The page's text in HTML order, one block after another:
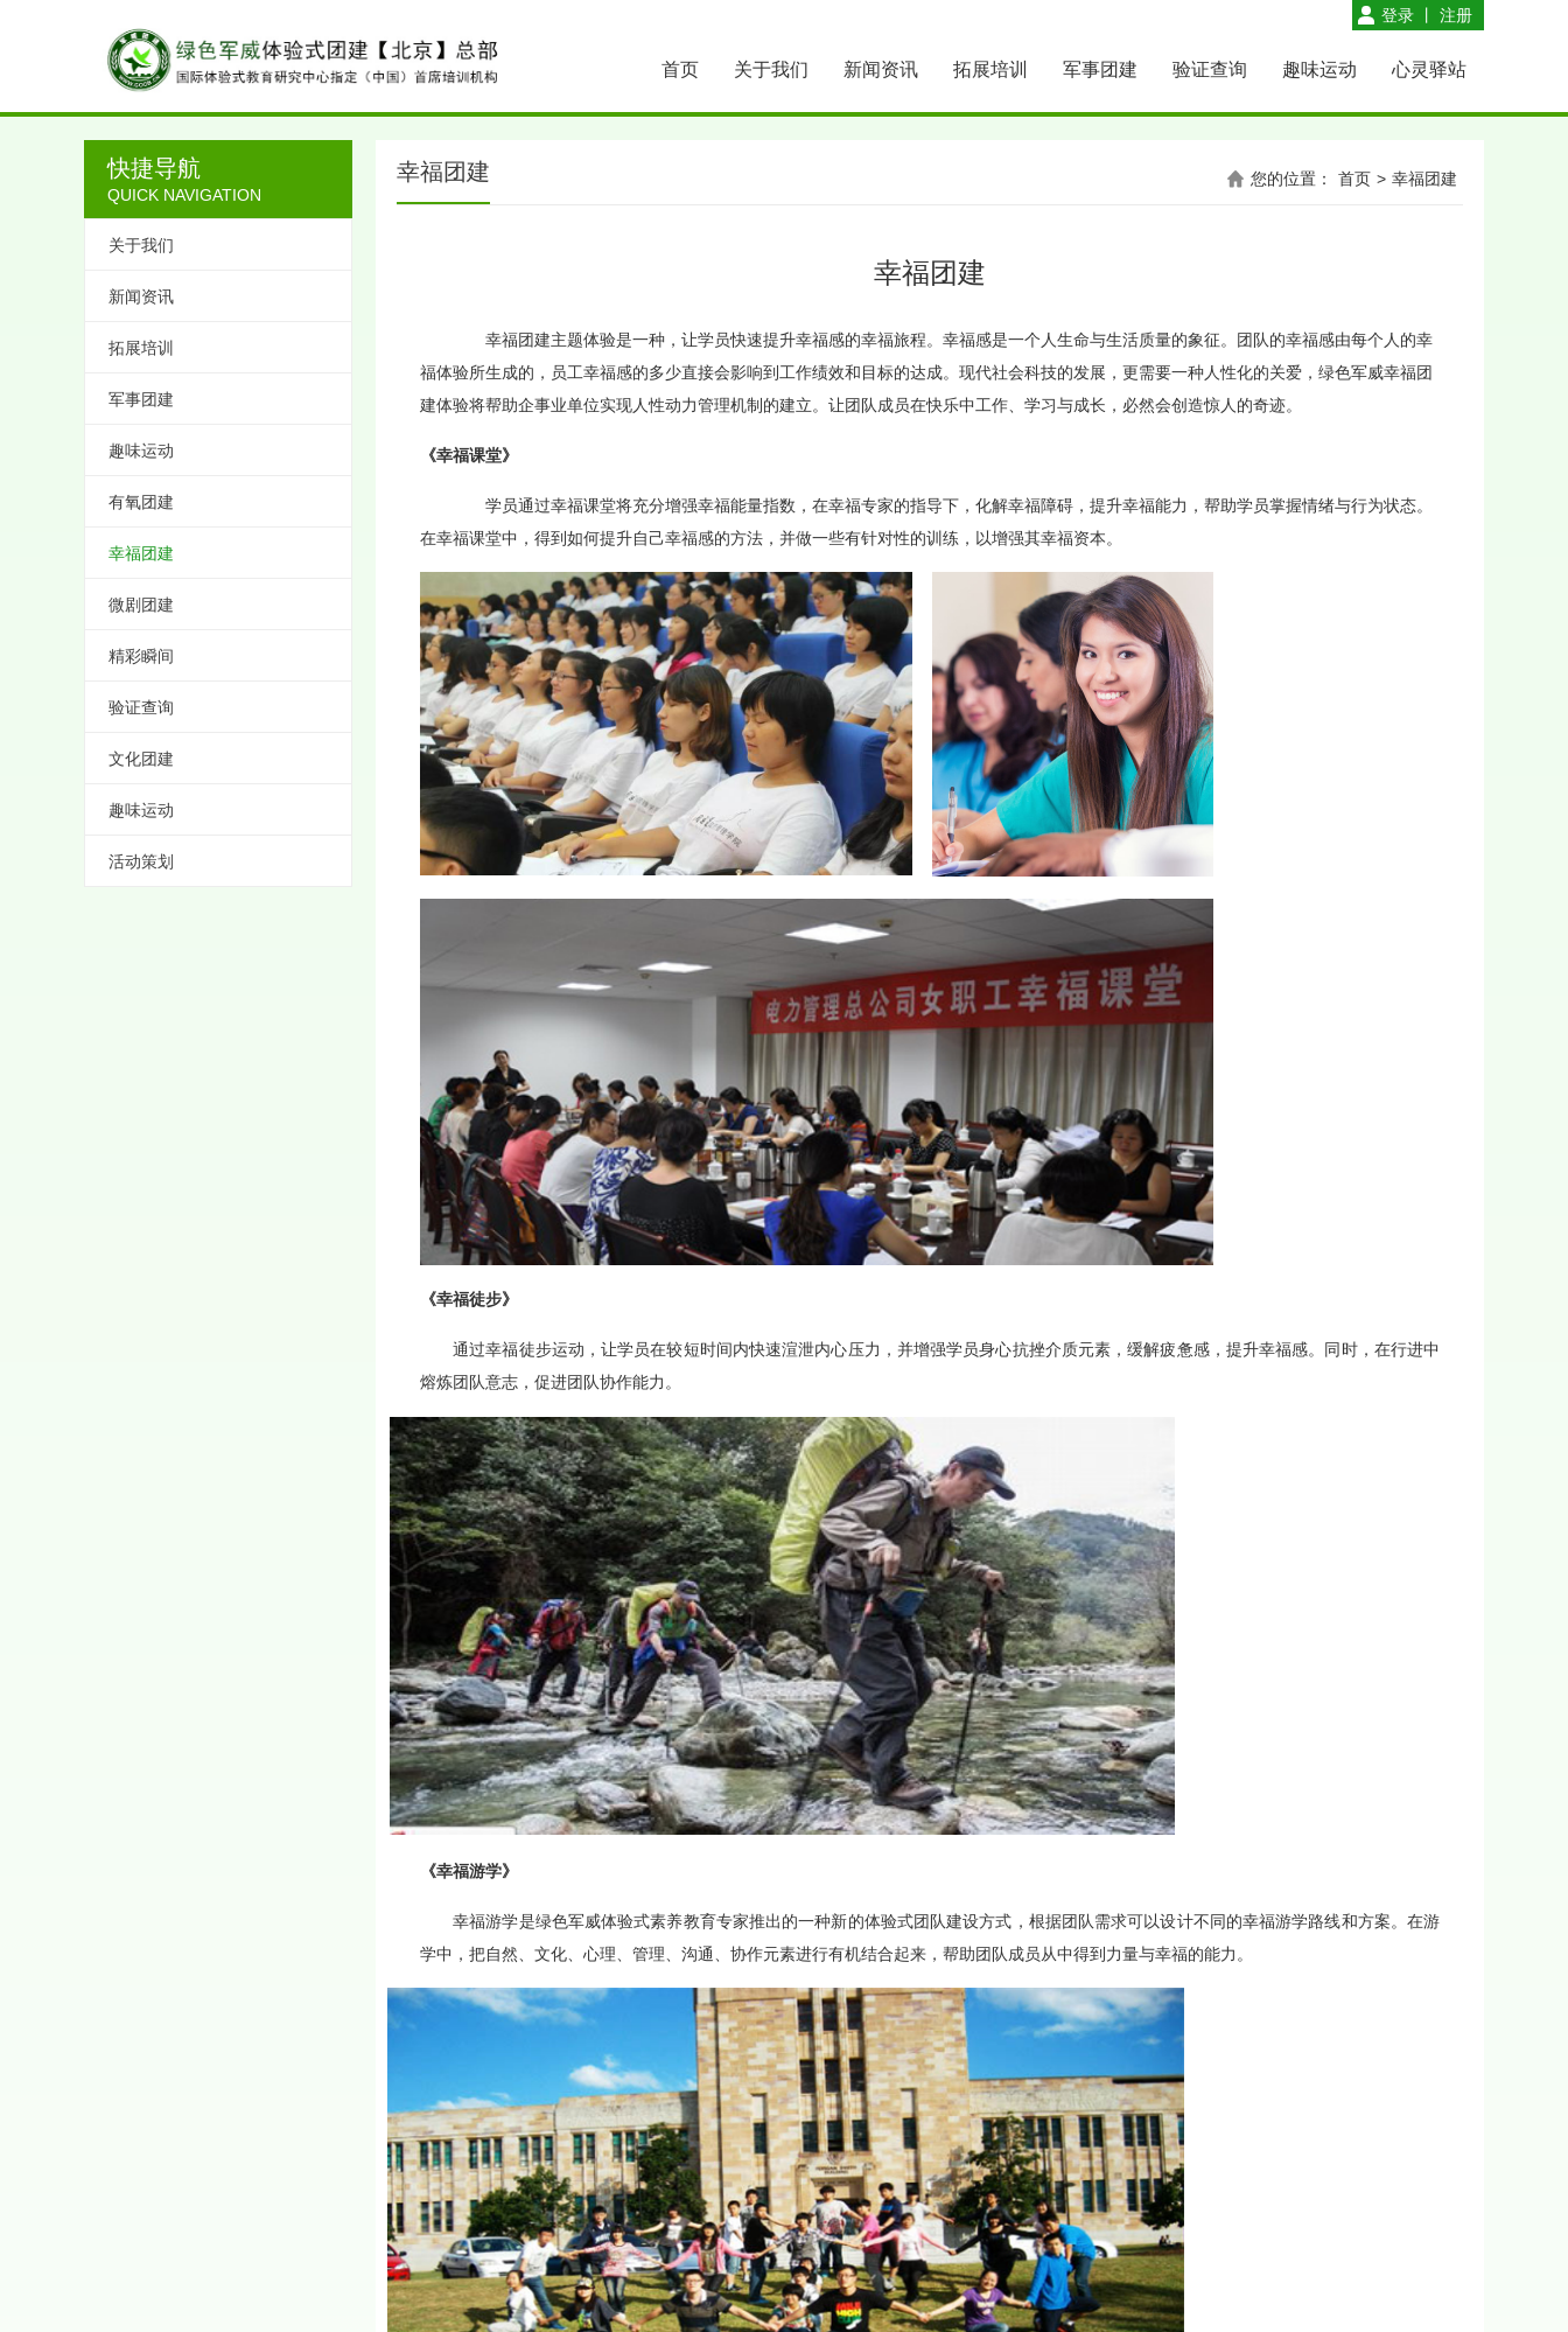
首页 关于我们 新闻资讯 拓展培训 军事团建 验证查询 趣味运动 心灵驿站
登录 注册
快捷导航
QUICK NAVIGATION
关于我们
新闻资讯
拓展培训
军事团建
趣味运动
有氧团建
幸福团建
微剧团建
精彩瞬间
验证查询
文化团建
趣味运动
活动策划
幸福团建 您的位置： 首页 > 幸福团建
幸福团建
幸福团建主题体验是一种，让学员快速提升幸福感的幸福旅程。幸福感是一个人生命与生活质量的象征。团队的幸福感由每个人的幸
福体验所生成的，员工幸福感的多少直接会影响到工作绩效和目标的达成。现代社会科技的发展，更需要一种人性化的关爱，绿色军威幸福团
建体验将帮助企事业单位实现人性动力管理机制的建立。让团队成员在快乐中工作、学习与成长，必然会创造惊人的奇迹。
《幸福课堂》
学员通过幸福课堂将充分增强幸福能量指数，在幸福专家的指导下，化解幸福障碍，提升幸福能力，帮助学员掌握情绪与行为状态。
在幸福课堂中，得到如何提升自己幸福感的方法，并做一些有针对性的训练，以增强其幸福资本。
《幸福徒步》
通过幸福徒步运动，让学员在较短时间内快速渲泄内心压力，并增强学员身心抗挫介质元素，缓解疲惫感，提升幸福感。同时，在行进中
熔炼团队意志，促进团队协作能力。
《幸福游学》
幸福游学是绿色军威体验式素养教育专家推出的一种新的体验式团队建设方式，根据团队需求可以设计不同的幸福游学路线和方案。在游
学中，把自然、文化、心理、管理、沟通、协作元素进行有机结合起来，帮助团队成员从中得到力量与幸福的能力。